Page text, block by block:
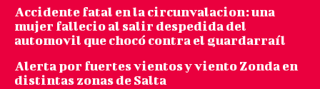
Accidente fatal en la circunvalacion: una
mujer fallecio al salir despedida del
automovil que chocó contra el guardarraíl
Alerta por fuertes vientos y viento Zonda en
distintas zonas de Salta